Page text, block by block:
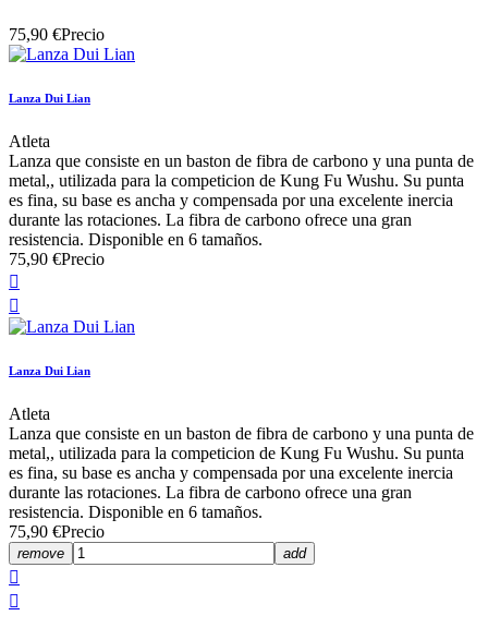
75,90 €Precio
Lanza Dui Lian
Atleta
Lanza que consiste en un baston de fibra de carbono y una punta de
metal,, utilizada para la competicion de Kung Fu Wushu. Su punta
es fina, su base es ancha y compensada por una excelente inercia
durante las rotaciones. La fibra de carbono ofrece una gran
resistencia. Disponible en 6 tamaños.
75,90 €Precio


Lanza Dui Lian
Atleta
Lanza que consiste en un baston de fibra de carbono y una punta de
metal,, utilizada para la competicion de Kung Fu Wushu. Su punta
es fina, su base es ancha y compensada por una excelente inercia
durante las rotaciones. La fibra de carbono ofrece una gran
resistencia. Disponible en 6 tamaños.
75,90 €Precio
remove add

